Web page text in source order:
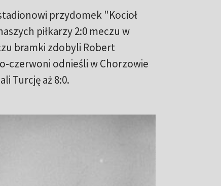
przydomek "Kocioł
piłkarzy 2:0 meczu w
bramki zdobyli Robert
czerwoni odnieśli w Chorzowie
Turcję aż 8:0.